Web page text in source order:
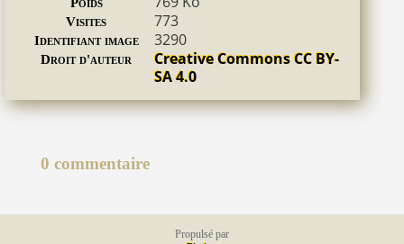
Poids
Visites 773
Identifiant image 3290
Droit d'auteur
Creative Commons CC BY-
SA 4.0
0 commentaire
Propulsé par